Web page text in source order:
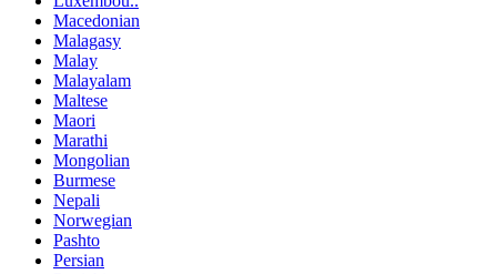
Macedonian
Malagasy
Malay
Malayalam
Maltese
Maori
Marathi
Mongolian
Burmese
Nepali
Norwegian
Pashto
Persian